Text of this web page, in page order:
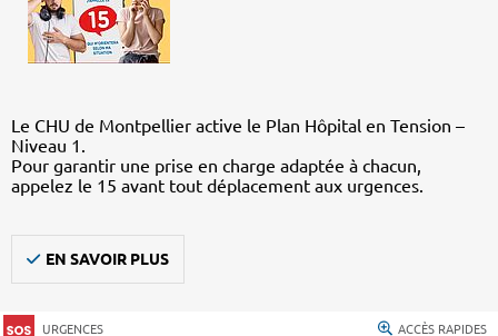
Le CHU de Montpellier active le Plan Hôpital en Tension –
Niveau 1.
Pour garantir une prise en charge adaptée à chacun,
appelez le 15 avant tout déplacement aux urgences.
EN SAVOIR PLUS
URGENCES ACCÈS RAPIDES